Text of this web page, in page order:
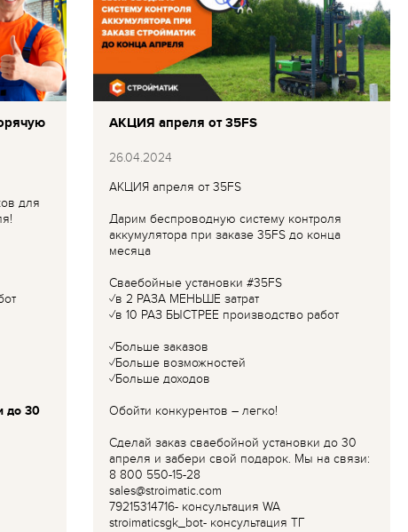
для
до 30
АКЦИЯ апреля от 35FS
26.04.2024
АКЦИЯ апреля от 35FS
Дарим беспроводную систему контроля
аккумулятора при заказе 35FS до конца
месяца
Сваебойные установки #35FS
✓в 2 РАЗА МЕНЬШЕ затрат
✓в 10 РАЗ БЫСТРЕЕ производство работ
✓Больше заказов
✓Больше возможностей
✓Больше доходов
Обойти конкурентов – легко!
Сделай заказ сваебойной установки до 30
апреля и забери свой подарок. Мы на связи:
8 800 550-15-28
sales@stroimatic.com
79215314716- консультация WA
stroimaticsgk_bot- консультация ТГ